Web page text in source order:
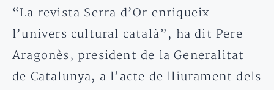
“La revista Serra d’Or enriqueix
l’univers cultural català”, ha dit Pere
Aragonès, president de la Generalitat
de Catalunya, a l’acte de lliurament dels